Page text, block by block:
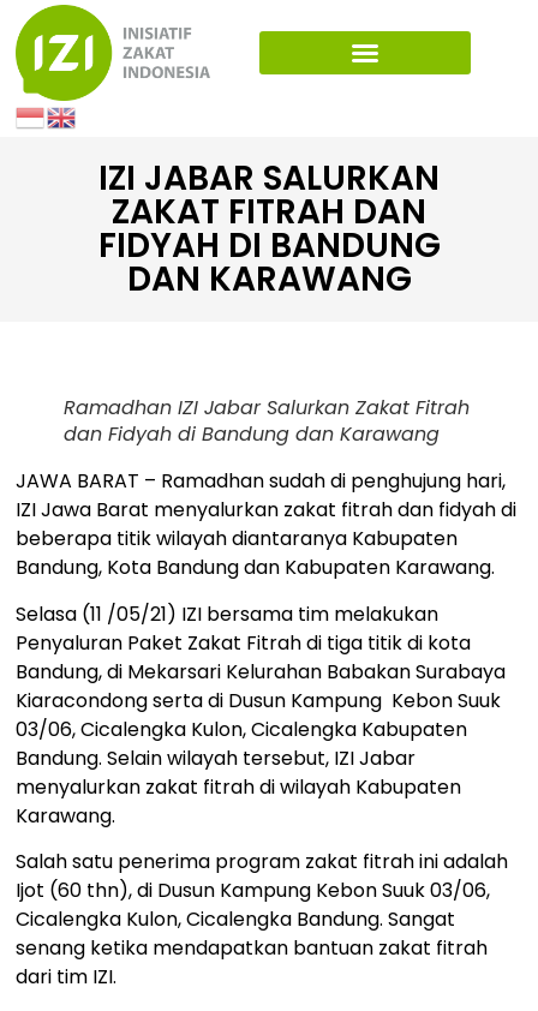
IZI JABAR SALURKAN
ZAKAT FITRAH DAN
FIDYAH DI BANDUNG
DAN KARAWANG
Ramadhan IZI Jabar Salurkan Zakat Fitrah
dan Fidyah di Bandung dan Karawang
JAWA BARAT – Ramadhan sudah di penghujung hari,
IZI Jawa Barat menyalurkan zakat fitrah dan fidyah di
beberapa titik wilayah diantaranya Kabupaten
Bandung, Kota Bandung dan Kabupaten Karawang.
Selasa (11 /05/21) IZI bersama tim melakukan
Penyaluran Paket Zakat Fitrah di tiga titik di kota
Bandung, di Mekarsari Kelurahan Babakan Surabaya
Kiaracondong serta di Dusun Kampung Kebon Suuk
03/06, Cicalengka Kulon, Cicalengka Kabupaten
Bandung. Selain wilayah tersebut, IZI Jabar
menyalurkan zakat fitrah di wilayah Kabupaten
Karawang.
Salah satu penerima program zakat fitrah ini adalah
Ijot (60 thn), di Dusun Kampung Kebon Suuk 03/06,
Cicalengka Kulon, Cicalengka Bandung. Sangat
senang ketika mendapatkan bantuan zakat fitrah
dari tim IZI.